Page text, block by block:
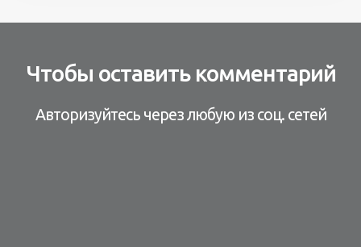
Чтобы оставить комментарий
Авторизуйтесь через любую из соц. сетей